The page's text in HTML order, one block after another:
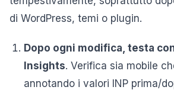
di WordPress, temi o plugin.
Dopo ogni modifica, testa
Insights. Verifica sia mobile
annotando i valori INP prima/